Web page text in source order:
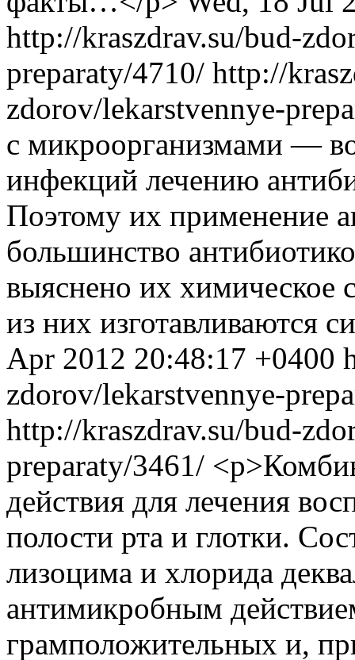
http://kraszdrav.su/bud-
preparaty/4710/ http://
zdorov/lekarstvennye-
с микроорганизмами —
инфекций лечению
Поэтому их применение
большинство
выяснено их химическое
из них изготавливаются
Apr 2012 20:48:17 +0400
zdorov/lekarstvennye-
http://kraszdrav.su/bud-
preparaty/3461/
действия для лечения
полости рта и глотки.
лизоцима и хлорида
антимикробным
грамположительных и,